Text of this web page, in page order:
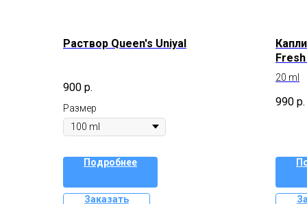
Раствор Queen's Uniyal
900 р.
Размер
Подробнее
Заказать
20 ml
990 р.